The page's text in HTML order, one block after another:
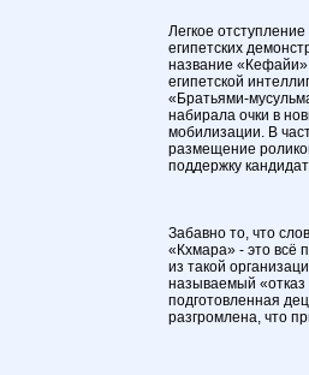
Легкое
египетских
название
египетской
«Братьями-
набирала очки в
мобилизации. В
размещение
поддержку
Забавно то, что
«Кхмара» - это всё
из такой
называемый «отказ
подготовленная
разгромлена, что